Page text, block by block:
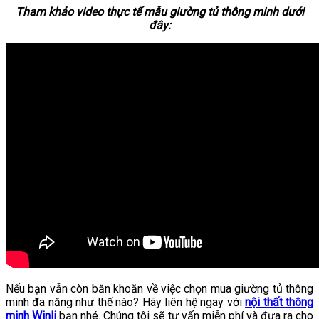
Tham khảo video thực tế mẫu giường tủ thông minh dưới
đây:
Nếu bạn vẫn còn băn khoăn về việc chọn mua giường tủ thông
minh đa năng như thế nào? Hãy liên hệ ngay vớinội thất thông
minh Winli bạn nhé. Chúng tôi sẽ tư vấn miễn phí và đưa ra cho